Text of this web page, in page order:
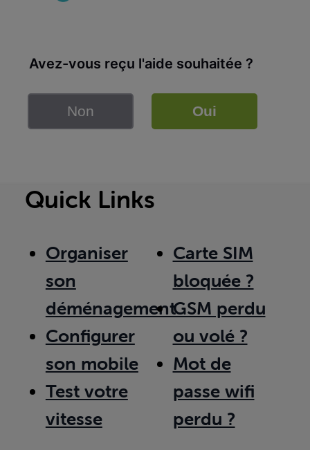
Avez-vous reçu l'aide souhaitée ?
Non Oui
Quick Links
Organiser
son
déménagement
Configurer
son mobile
Test votre
vitesse
Carte SIM
bloquée ?
GSM perdu
ou volé ?
Mot de
passe wifi
perdu ?